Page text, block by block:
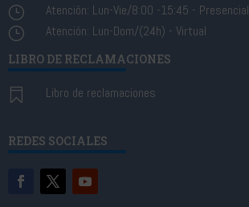
} Atención: Lun-Vie/8:00 -15:45 - Presencial
} Atención: Lun-Dom/(24h) - Virtual
LIBRO DE RECLAMACIONES
 Libro de reclamaciones
REDES SOCIALES